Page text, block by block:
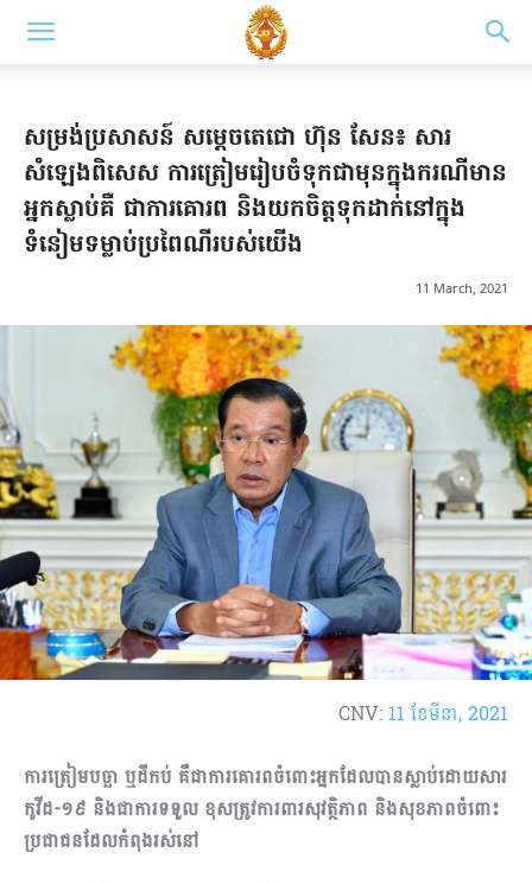
សម្រង់ប្រសាសន៍ សម្តេចតេជោ ហ៊ុន សែន៖ សារ
សំឡេងពិសេស ការត្រៀមរៀបចំទុកជាមុនក្នុងករណីមាន
អ្នកស្លាប់គឺ ជាការគោរព និងយកចិត្តទុកដាក់នៅក្នុង
ទំនៀមទម្លាប់ប្រពៃណីរបស់យើង
11 March, 2021
CNV: 11 ខែ​មីនា, 2021
ការត្រៀមបច្ឆា ឬដីកប់ គឺជាការគោរពចំពោះអ្នកដែលបានស្លាប់ដោយសារ
កូវីដ-១៩​ និងជាការទទួល ខុសត្រូវការពារសុវត្ថិភាព និងសុខភាពចំពោះ
ប្រជាជនដែលកំពុងរស់នៅ